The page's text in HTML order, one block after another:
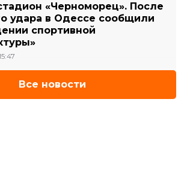
«Черноморец». После
удара в Одессе сообщили
спортивной
Все новости